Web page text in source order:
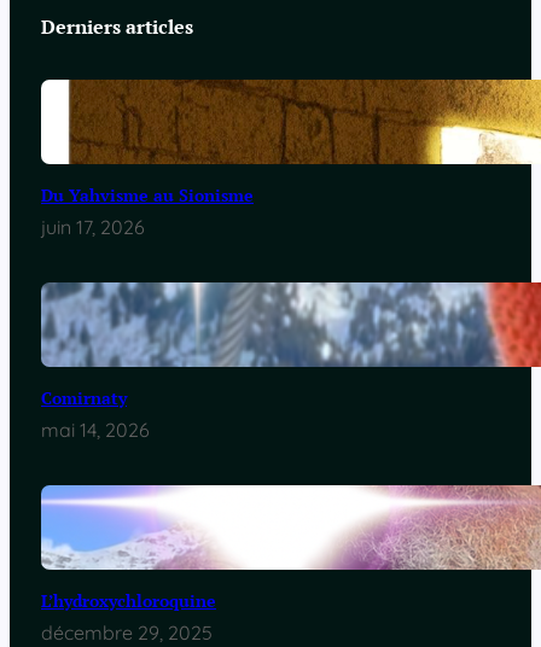
Derniers articles
Du Yahvisme au Sionisme
juin 17, 2026
Comirnaty
mai 14, 2026
L’hydroxychloroquine
décembre 29, 2025